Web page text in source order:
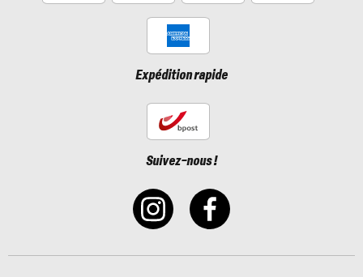
Expédition rapide
Suivez-nous !